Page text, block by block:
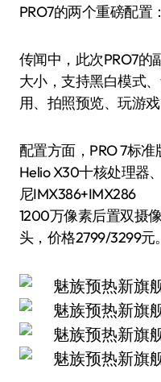
PRO7的两个重磅配置
传闻中，此次PRO7的
大小，支持黑白模式
用、拍照预览、玩游戏
配置方面，PRO 7标准
Helio X30十核处理器
尼IMX386+IMX286
1200万像素后置双摄
头，价格2799/3299元。